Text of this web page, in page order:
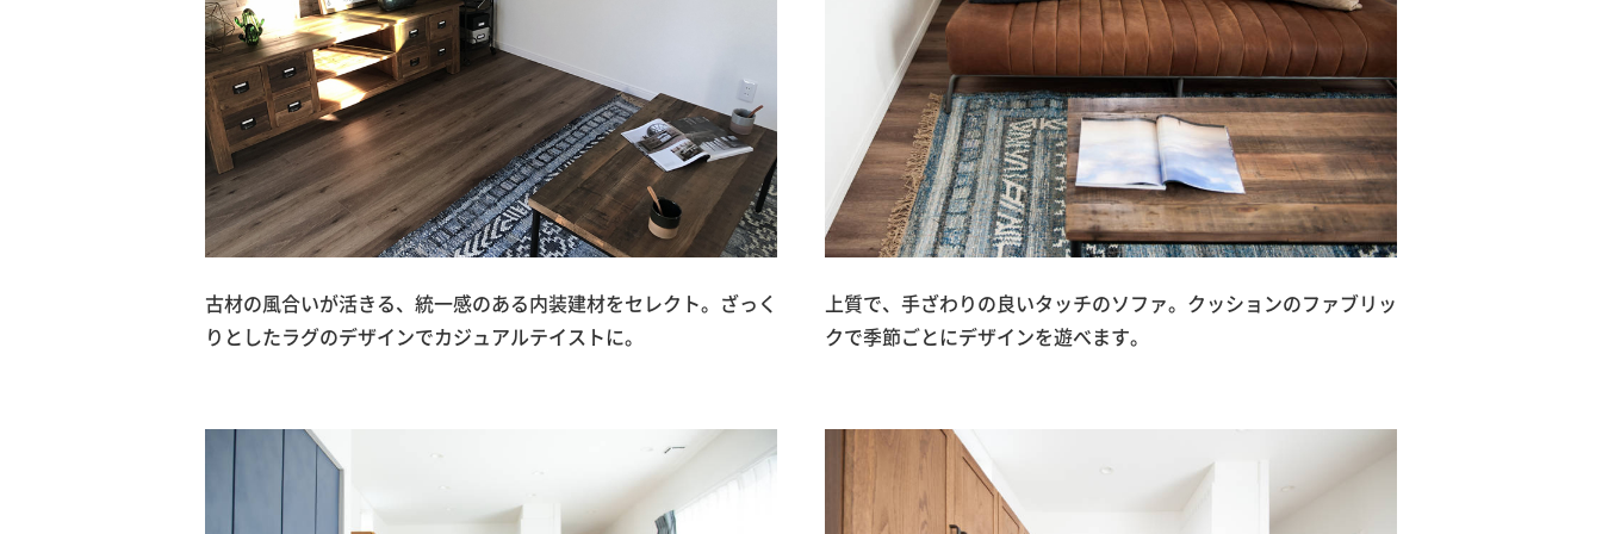
古材の風合いが活きる、統一感のある内装建材をセレクト。ざっく
りとしたラグのデザインでカジュアルテイストに。
上質で、手ざわりの良いタッチのソファ。クッションのファブリッ
クで季節ごとにデザインを遊べます。